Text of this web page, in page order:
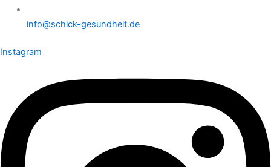
info@schick-gesundheit.de
Instagram